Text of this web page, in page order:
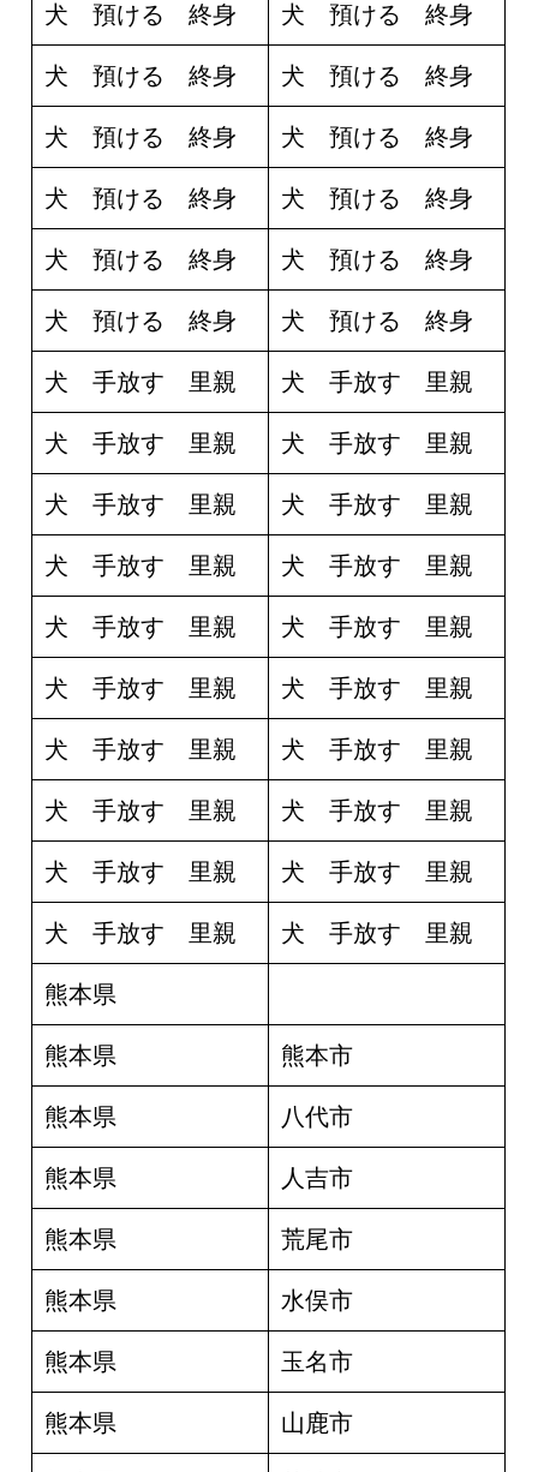
犬 預ける 終身 犬 預ける 終身
犬 預ける 終身 犬 預ける 終身
犬 預ける 終身 犬 預ける 終身
犬 預ける 終身 犬 預ける 終身
犬 預ける 終身 犬 預ける 終身
犬 預ける 終身 犬 預ける 終身
犬 手放す 里親 犬 手放す 里親
犬 手放す 里親 犬 手放す 里親
犬 手放す 里親 犬 手放す 里親
犬 手放す 里親 犬 手放す 里親
犬 手放す 里親 犬 手放す 里親
犬 手放す 里親 犬 手放す 里親
犬 手放す 里親 犬 手放す 里親
犬 手放す 里親 犬 手放す 里親
犬 手放す 里親 犬 手放す 里親
犬 手放す 里親 犬 手放す 里親
熊本県
熊本県 熊本市
熊本県 八代市
熊本県 人吉市
熊本県 荒尾市
熊本県 水俣市
熊本県 玉名市
熊本県 山鹿市